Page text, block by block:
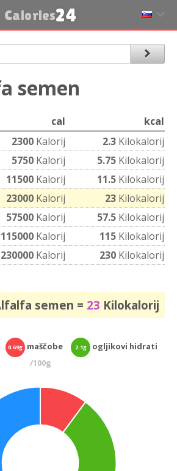
Calories24
semen
cal
kcal
2300 Kalorij 2.3 Kilokalorij
5750 Kalorij 5.75 Kilokalorij
11500 Kalorij 11.5 Kilokalorij
23000 Kalorij 23 Kilokalorij
57500 Kalorij 57.5 Kilokalorij
115000 Kalorij 115 Kilokalorij
230000 Kalorij 230 Kilokalorij
semen = 23 Kilokalorij
0.69g maščobe 2.1g
ogljikovi hidrati
/100g